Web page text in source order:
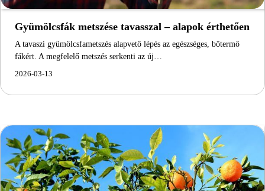
Gyümölcsfák metszése tavasszal – alapok érthetően
A tavaszi gyümölcsfametszés alapvető lépés az egészséges, bőtermő
fákért. A megfelelő metszés serkenti az új…
2026-03-13